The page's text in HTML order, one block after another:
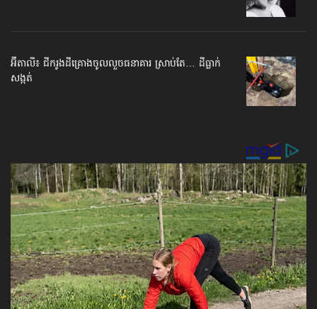
អ៊ីតាលី៖ ជីករូងដី​គ្រោងចូលលួច​ធនាគារ ស្រាប់តែ… ដីធ្លាក់
សង្កត់